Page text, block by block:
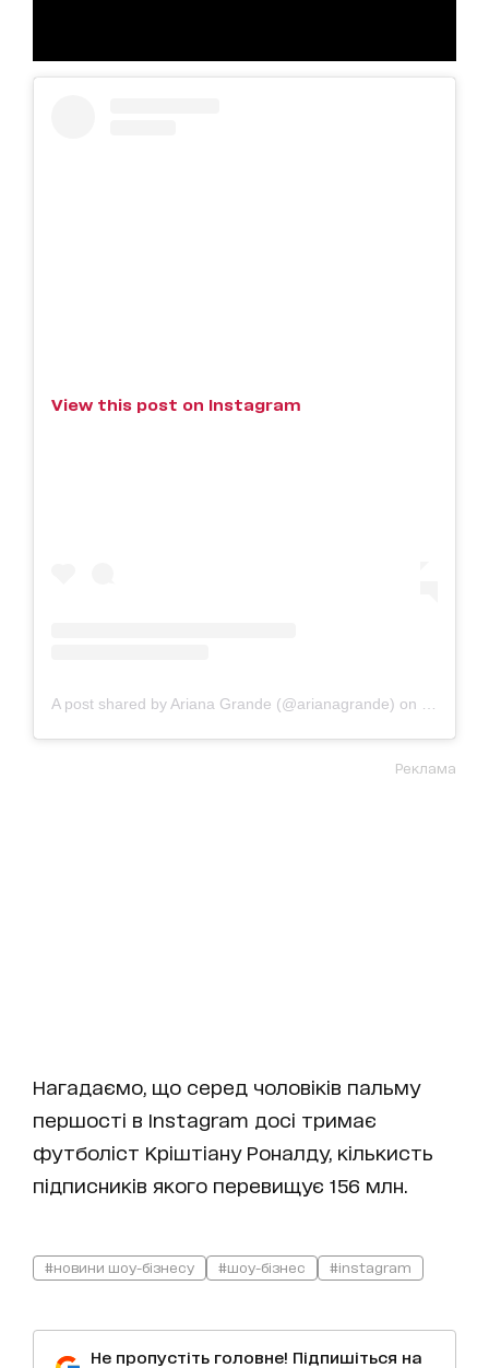
View this post on Instagram
A post shared by Ariana Grande (@arianagrande) on Feb 16,
Реклама
Нагадаємо, що серед чоловіків пальму
першості в Instagram досі тримає
футболіст Кріштіану Роналду, кількисть
підписників якого перевищує 156 млн.
#новини шоу-бізнесу #шоу-бізнес #instagram
Не пропустіть головне! Підпишіться на